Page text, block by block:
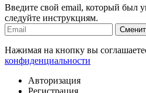
Введите свой email, который был
следуйте инструкциям.
Нажимая на кнопку вы
конфиденциальности
Авторизация
Регистрация